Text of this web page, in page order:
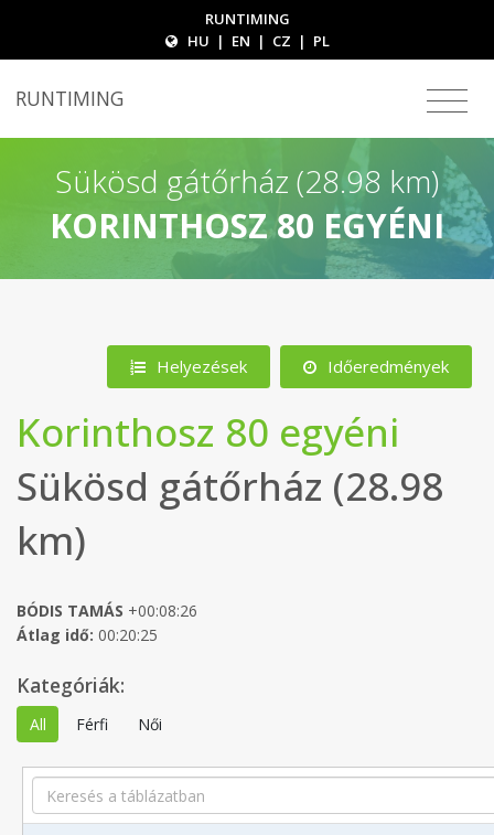
RUNTIMING
HU | EN | CZ | PL
RUNTIMING
Sükösd gátőrház (28.98 km)
KORINTHOSZ 80 EGYÉNI
Helyezések Időeredmények
Korinthosz 80 egyéni
Sükösd gátőrház (28.98
km)
BÓDIS TAMÁS +00:08:26
Átlag idő: 00:20:25
Kategóriák:
All Férfi Női
Search